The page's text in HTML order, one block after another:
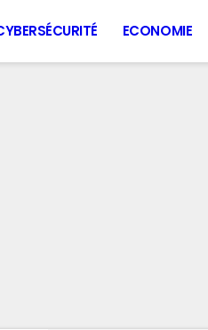
ECONOMIE